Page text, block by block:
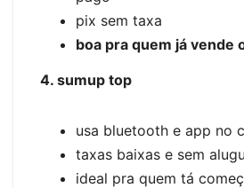
pix sem taxa
boa pra quem já vende
4. sumup top
usa bluetooth e app no
taxas baixas e sem
ideal pra quem tá